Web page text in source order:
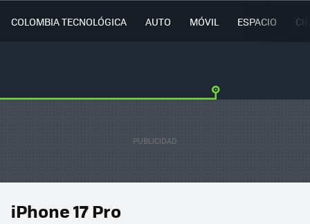
COLOMBIA TECNOLÓGICA AUTO MÓVIL ESPACIO
iPhone 17 Pro